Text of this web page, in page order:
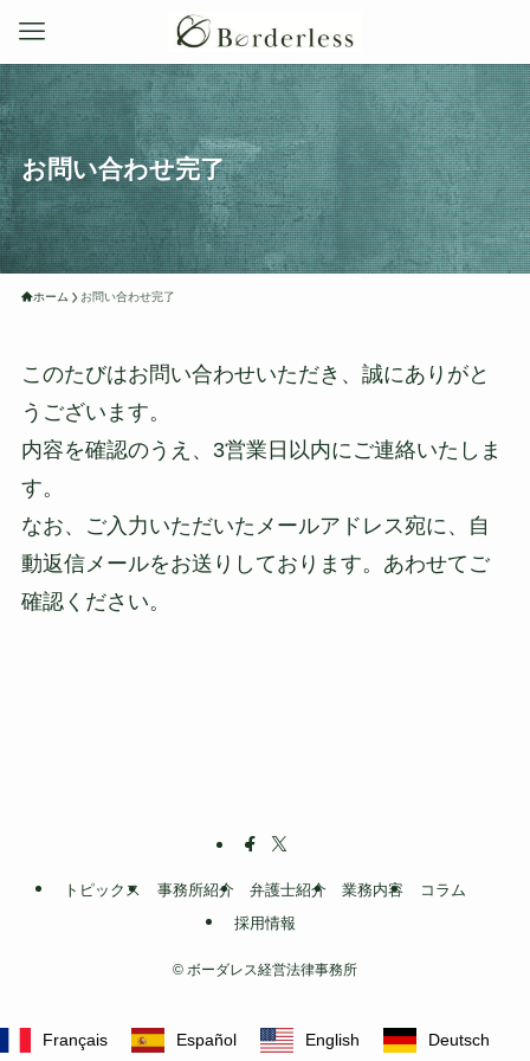
お問い合わせ完了
ホーム お問い合わせ完了
このたびはお問い合わせいただき、誠にありがと
うございます。
内容を確認のうえ、3営業日以内にご連絡いたしま
す。
なお、ご入力いただいたメールアドレス宛に、自
動返信メールをお送りしております。あわせてご
確認ください。
トピックス 事務所紹介 弁護士紹介 業務内容
コラム
採用情報
© ボーダレス経営法律事務所
Deutsch
English
Español
Français